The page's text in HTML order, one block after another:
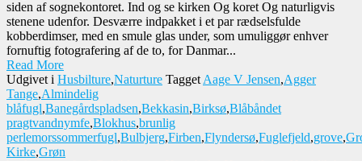
siden af sognekontoret. Ind og se kirken Og koret Og naturligvis
stenene udenfor. Desværre indpakket i et par rædselsfulde
kobberdimser, med en smule glas under, som umuliggør enhver
fornuftig fotografering af de to, for Danmar...
Read More
Udgivet i Husbilture,Naturture TaggetAage V Jensen,Agger
Tange,Almindelig
blåfugl,Banegårdspladsen,Bekkasin,Birksø,Blåbåndet
pragtvandnymfe,Blokhus,brunlig
perlemorssommerfugl,Bulbjerg,Firben,Flyndersø,Fuglefjeld,grove,
Kirke,Grøn